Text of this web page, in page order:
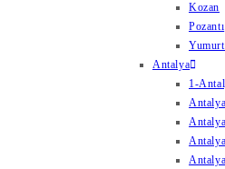
Kozan
Pozantı
Antalya
1-